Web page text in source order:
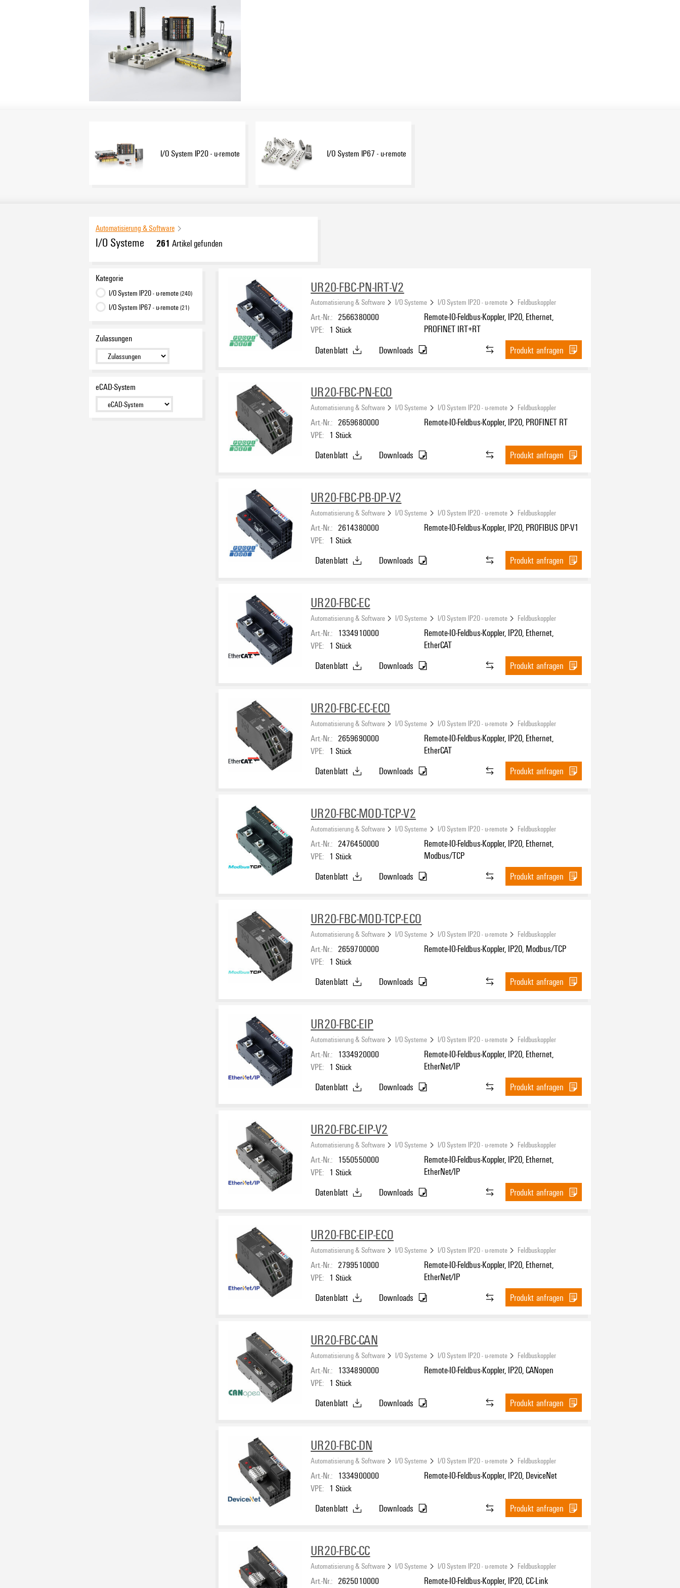
I/O System IP20 - u-remote I/O System IP67 - u-remote
Automatisierung & Software
I/O Systeme 261 Artikel gefunden
Kategorie
I/O System IP20 - u-remote(240)
I/O System IP67 - u-remote(21)
Zulassungen
eCAD-System
UR20-FBC-PN-IRT-V2
Automatisierung & Software I/O Systeme I/O System IP20 - u-remote Feldbuskoppler
Art.-Nr.: 2566380000
VPE: 1 Stück
Remote-IO-Feldbus-Koppler, IP20, Ethernet,
PROFINET IRT+RT
Datenblatt Downloads Produkt anfragen
UR20-FBC-PN-ECO
Automatisierung & Software I/O Systeme I/O System IP20 - u-remote Feldbuskoppler
Art.-Nr.: 2659680000
VPE: 1 Stück
Remote-IO-Feldbus-Koppler, IP20, PROFINET RT
Datenblatt Downloads Produkt anfragen
UR20-FBC-PB-DP-V2
Automatisierung & Software I/O Systeme I/O System IP20 - u-remote Feldbuskoppler
Art.-Nr.: 2614380000
VPE: 1 Stück
Remote-IO-Feldbus-Koppler, IP20, PROFIBUS DP-V1
Datenblatt Downloads Produkt anfragen
UR20-FBC-EC
Automatisierung & Software I/O Systeme I/O System IP20 - u-remote Feldbuskoppler
Art.-Nr.: 1334910000
VPE: 1 Stück
Remote-IO-Feldbus-Koppler, IP20, Ethernet,
EtherCAT
Datenblatt Downloads Produkt anfragen
UR20-FBC-EC-ECO
Automatisierung & Software I/O Systeme I/O System IP20 - u-remote Feldbuskoppler
Art.-Nr.: 2659690000
VPE: 1 Stück
Remote-IO-Feldbus-Koppler, IP20, Ethernet,
EtherCAT
Datenblatt Downloads Produkt anfragen
UR20-FBC-MOD-TCP-V2
Automatisierung & Software I/O Systeme I/O System IP20 - u-remote Feldbuskoppler
Art.-Nr.: 2476450000
VPE: 1 Stück
Remote-IO-Feldbus-Koppler, IP20, Ethernet,
Modbus/TCP
Datenblatt Downloads Produkt anfragen
UR20-FBC-MOD-TCP-ECO
Automatisierung & Software I/O Systeme I/O System IP20 - u-remote Feldbuskoppler
Art.-Nr.: 2659700000
VPE: 1 Stück
Remote-IO-Feldbus-Koppler, IP20, Modbus/TCP
Datenblatt Downloads Produkt anfragen
UR20-FBC-EIP
Automatisierung & Software I/O Systeme I/O System IP20 - u-remote Feldbuskoppler
Art.-Nr.: 1334920000
VPE: 1 Stück
Remote-IO-Feldbus-Koppler, IP20, Ethernet,
EtherNet/IP
Datenblatt Downloads Produkt anfragen
UR20-FBC-EIP-V2
Automatisierung & Software I/O Systeme I/O System IP20 - u-remote Feldbuskoppler
Art.-Nr.: 1550550000
VPE: 1 Stück
Remote-IO-Feldbus-Koppler, IP20, Ethernet,
EtherNet/IP
Datenblatt Downloads Produkt anfragen
UR20-FBC-EIP-ECO
Automatisierung & Software I/O Systeme I/O System IP20 - u-remote Feldbuskoppler
Art.-Nr.: 2799510000
VPE: 1 Stück
Remote-IO-Feldbus-Koppler, IP20, Ethernet,
EtherNet/IP
Datenblatt Downloads Produkt anfragen
UR20-FBC-CAN
Automatisierung & Software I/O Systeme I/O System IP20 - u-remote Feldbuskoppler
Art.-Nr.: 1334890000
VPE: 1 Stück
Remote-IO-Feldbus-Koppler, IP20, CANopen
Datenblatt Downloads Produkt anfragen
UR20-FBC-DN
Automatisierung & Software I/O Systeme I/O System IP20 - u-remote Feldbuskoppler
Art.-Nr.: 1334900000
VPE: 1 Stück
Remote-IO-Feldbus-Koppler, IP20, DeviceNet
Datenblatt Downloads Produkt anfragen
UR20-FBC-CC
Automatisierung & Software I/O Systeme I/O System IP20 - u-remote Feldbuskoppler
Art.-Nr.: 2625010000
Remote-IO-Feldbus-Koppler, IP20, CC-Link